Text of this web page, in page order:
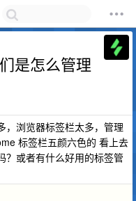
是怎么管理
，浏览器标签栏太多，管理
标签栏五颜六色的 看上去
？或者有什么好用的标签管